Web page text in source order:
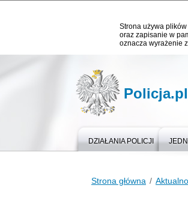
Strona używa
oraz zapisanie w
oznacza wyrażenie
Policja.pl
DZIAŁANIA POLICJI
Strona główna